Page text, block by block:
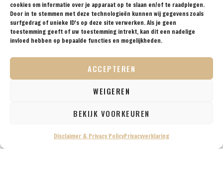
cookies om informatie over je apparaat op te slaan en/of te raadplegen.
Door in te stemmen met deze technologieën kunnen wij gegevens zoals
surfgedrag of unieke ID's op deze site verwerken. Als je geen
toestemming geeft of uw toestemming intrekt, kan dit een nadelige
invloed hebben op bepaalde functies en mogelijkheden.
ACCEPTEREN
WEIGEREN
BEKIJK VOORKEUREN
Disclaimer & Privacy PolicyPrivacyverklaring
Helaas houdt het coronavirus nog altijd de wereld in
bedwang. Als fanatieke reizigers vinden we dit erg moeilijk en
kunnen we dan ook niet wachten om weer op reis te gaan.
wilden we […]